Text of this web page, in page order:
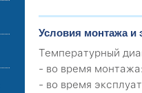
Условия монтажа и
Температурный
- во время
- во время